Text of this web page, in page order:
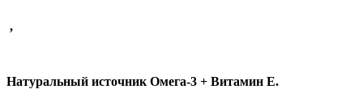
,
Натуральный источник Омега-3 + Витамин Е.